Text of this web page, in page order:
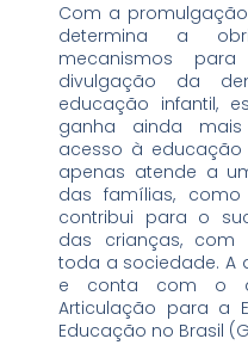
Com a
determina a
mecanismos
divulgação da
educação infantil,
ganha ainda mais
acesso à
apenas atende a
das famílias,
contribui para o
das crianças, com
toda a sociedade. A
e conta com o
Articulação para a
Educação no Brasil